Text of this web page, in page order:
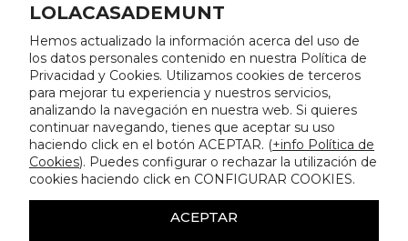
LOLACASADEMUNT
Hemos actualizado la información acerca del uso de
los datos personales contenido en nuestra Política de
Privacidad y Cookies. Utilizamos cookies de terceros
para mejorar tu experiencia y nuestros servicios,
analizando la navegación en nuestra web. Si quieres
continuar navegando, tienes que aceptar su uso
haciendo click en el botón ACEPTAR. (+info Política de
Cookies). Puedes configurar o rechazar la utilización de
cookies haciendo click en CONFIGURAR COOKIES.
ACEPTAR